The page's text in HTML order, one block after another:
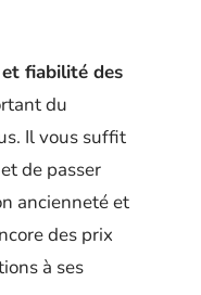
fiabilité des
du
Il vous suffit
de passer
ancienneté et
des prix
à ses